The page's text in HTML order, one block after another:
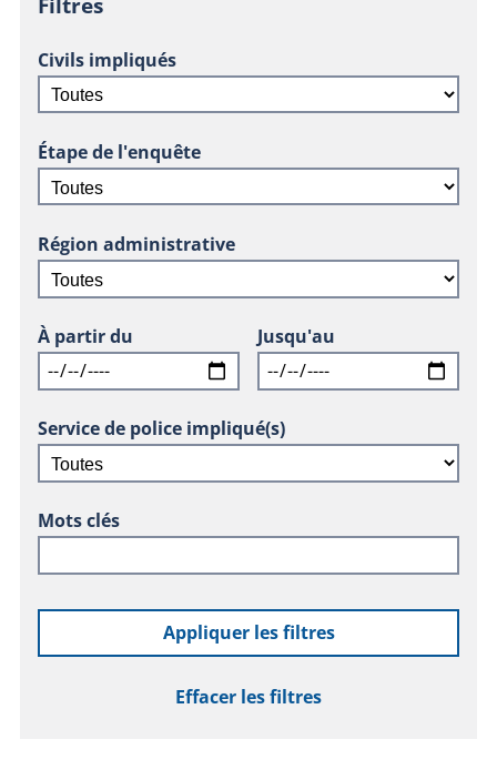
Civils impliqués
Étape de l'enquête
Région administrative
À partir du Jusqu'au
Service de police impliqué(s)
Mots clés
Appliquer les filtres
Effacer les filtres